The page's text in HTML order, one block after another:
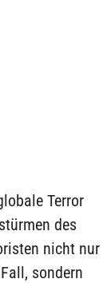
Terror
des
nicht nur
sondern